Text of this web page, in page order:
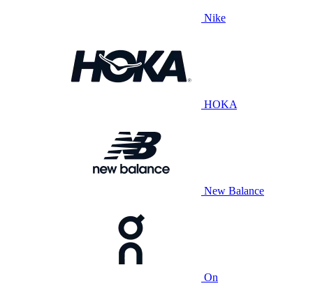
Nike
HOKA
New Balance
On